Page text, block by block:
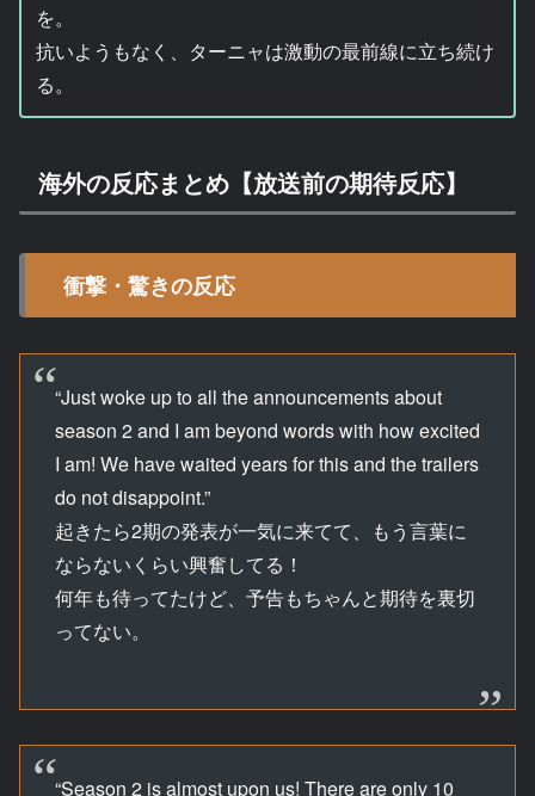
を。
抗いようもなく、ターニャは激動の最前線に立ち続け
る。
海外の反応まとめ【放送前の期待反応】
衝撃・驚きの反応
“Just woke up to all the announcements about
season 2 and I am beyond words with how excited
I am! We have waited years for this and the trailers
do not disappoint.”
起きたら2期の発表が一気に来てて、もう言葉に
ならないくらい興奮してる！
何年も待ってたけど、予告もちゃんと期待を裏切
ってない。
“Season 2 is almost upon us! There are only 10